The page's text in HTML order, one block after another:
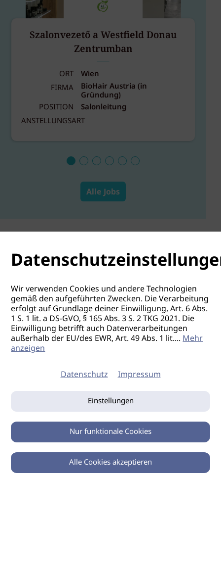
Szalonvezető a Westfield Donau
Zentrumban
ORT
Wien
FIRMA
BioHair Austria (in
Gründung)
POSITION
Salonleitung
ANSTELLUNGSART
Alle Jobs
Wir verwenden Cookies und andere Technologien
gemäß den aufgeführten Zwecken. Die Verarbeitung
erfolgt auf Grundlage deiner Einwilligung, Art. 6 Abs.
1 S. 1 lit. a DS-GVO, § 165 Abs. 3 S. 2 TKG 2021. Die
Einwilligung betrifft auch Datenverarbeitungen
außerhalb der EU/des EWR, Art. 49 Abs. 1 lit....Mehr
anzeigen
Datenschutz Impressum
Einstellungen
Nur funktionale Cookies
Alle Cookies akzeptieren